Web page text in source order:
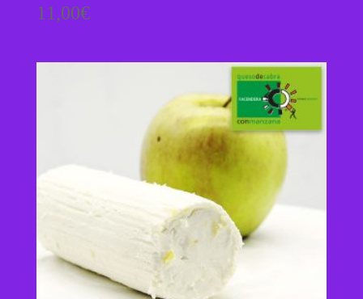
11,00€